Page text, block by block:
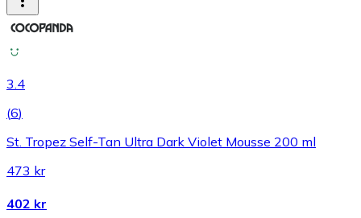
3.4
(6)
St. Tropez Self-Tan Ultra Dark Violet Mousse 200 ml
473 kr
402 kr